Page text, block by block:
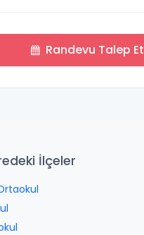
Randevu Talep Et
İlçeler